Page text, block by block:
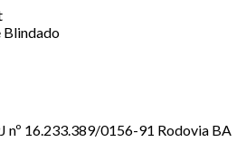
nº 16.233.389/0156-91 Rodovia BA